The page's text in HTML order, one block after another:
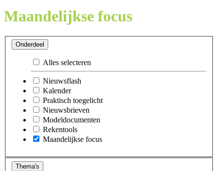
Maandelijkse focus
Onderdeel
Alles selecteren
Nieuwsflash
Kalender
Praktisch toegelicht
Nieuwsbrieven
Modeldocumenten
Rekentools
Maandelijkse focus
Thema's